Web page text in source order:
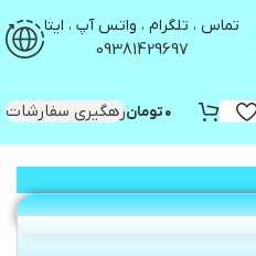
تماس ، تلگرام ، واتس آپ ، ایتا
09381429697
۰تومانرهگیری سفارشات